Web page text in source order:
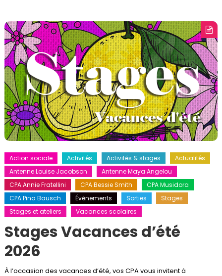
Action sociale Activités Activités & stages
Actualités
Antenne Louise Jacobson
Antenne Maya Angelou
CPA Annie Fratellini
CPA Bessie Smith
CPA Musidora
CPA Pina Bausch
Événements Sorties
Stages
Stages et ateliers
Vacances scolaires
Stages Vacances d’été
2026
À l’occasion des vacances d‘été, vos CPA vous invitent à